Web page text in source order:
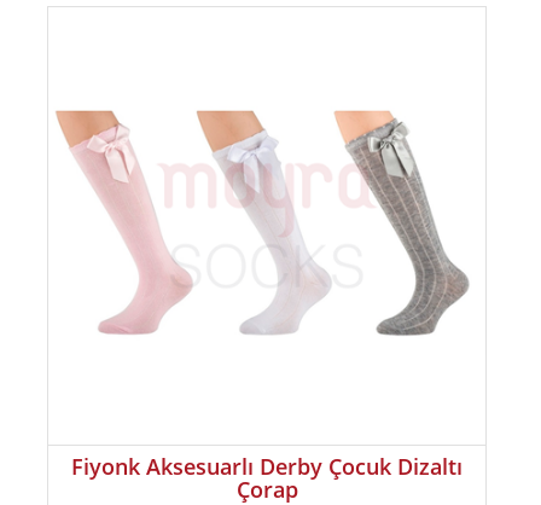
Fiyonk Aksesuarlı Derby Çocuk Dizaltı
Çorap